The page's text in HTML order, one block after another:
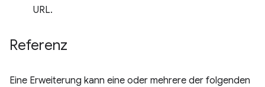
URL.
Referenz
Eine Erweiterung kann eine oder mehrere der folgenden